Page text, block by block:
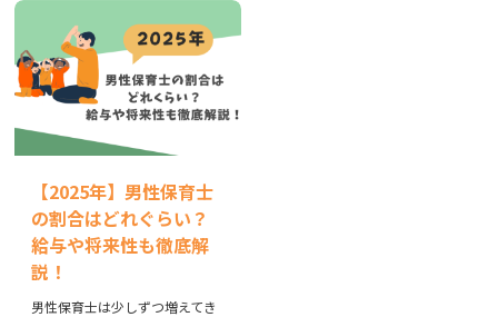
【2025年】男性保育士
の割合はどれぐらい？
給与や将来性も徹底解
説！
男性保育士は少しずつ増えてき